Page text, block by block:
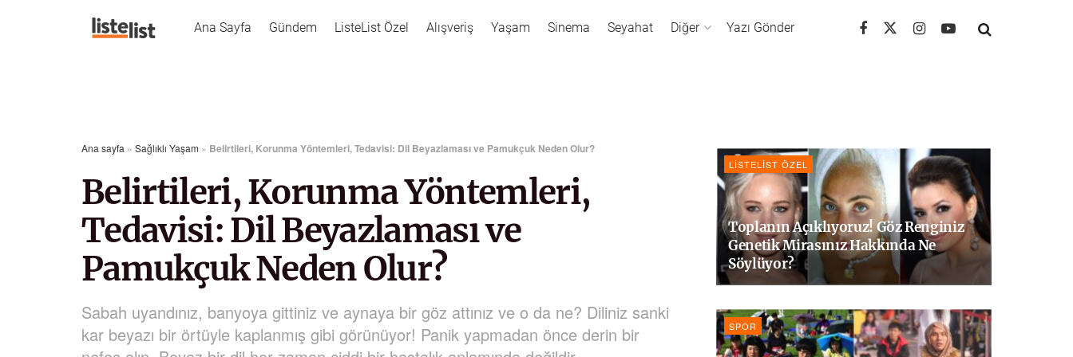
Ana Sayfa Gündem ListeList Özel Alışveriş Yaşam Sinema Seyahat Diğer Yazı Gönder
Ana sayfa » Sağlıklı Yaşam » Belirtileri, Korunma Yöntemleri, Tedavisi: Dil Beyazlaması ve Pamukçuk Neden Olur?
Belirtileri, Korunma Yöntemleri,
Tedavisi: Dil Beyazlaması ve
Pamukçuk Neden Olur?
Sabah uyandınız, banyoya gittiniz ve aynaya bir göz attınız ve o da ne? Diliniz sanki
kar beyazı bir örtüyle kaplanmış gibi görünüyor! Panik yapmadan önce derin bir
LISTELIST ÖZEL
Toplanın Açıklıyoruz! Göz Renginiz
Genetik Mirasınız Hakkında Ne
Söylüyor?
SPOR